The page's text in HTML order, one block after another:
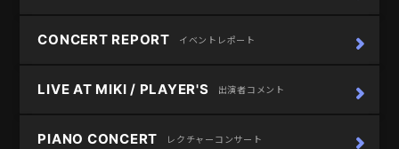
CONCERT REPORT イベントレポート
LIVE AT MIKI / PLAYER'S 出演者コメント
PIANO CONCERT レクチャーコンサート